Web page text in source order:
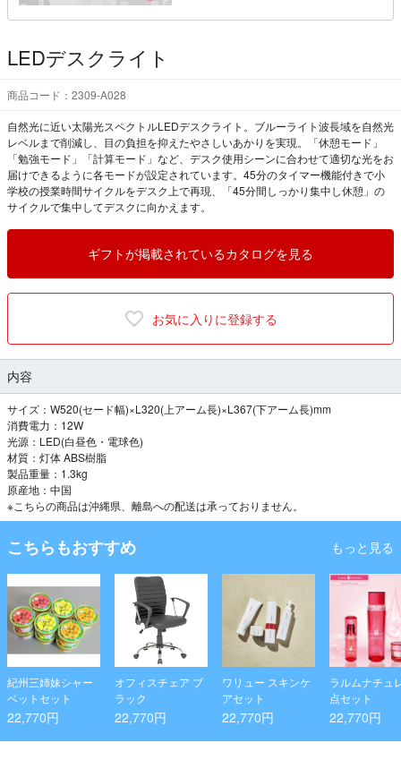
LEDデスクライト
商品コード：2309-A028
自然光に近い太陽光スペクトルLEDデスクライト。ブルーライト波長域を自然光
レベルまで削減し、目の負担を抑えたやさしいあかりを実現。「休憩モード」
「勉強モード」「計算モード」など、デスク使用シーンに合わせて適切な光をお
届けできるように各モードが設定されています。45分のタイマー機能付きで小
学校の授業時間サイクルをデスク上で再現、「45分間しっかり集中し休憩」の
サイクルで集中してデスクに向かえます。
ギフトが掲載されているカタログを見る
お気に入りに登録する
内容
サイズ：W520(セード幅)×L320(上アーム長)×L367(下アーム長)mm
消費電力：12W
光源：LED(白昼色・電球色)
材質：灯体 ABS樹脂
製品重量：1.3kg
原産地：中国
※こちらの商品は沖縄県、離島への配送は承っておりません。
こちらもおすすめ もっと見る
紀州三姉妹シャー
ベットセット
22,770円
オフィスチェア ブ
ラック
22,770円
ワリュー スキンケ
アセット
22,770円
ラルムナチュ
点セット
22,770円